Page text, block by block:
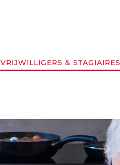
VRIJWILLIGERS & STAGIAIRES